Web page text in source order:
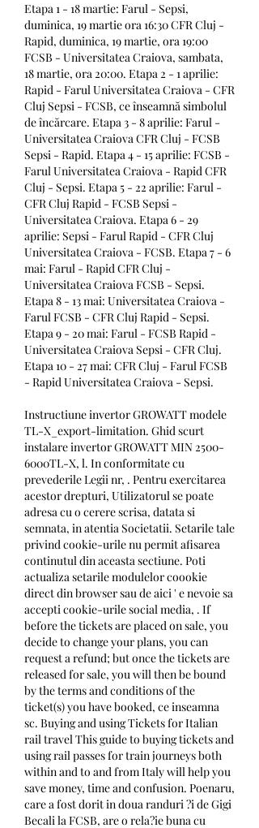
Etapa 1 - 18 martie: Farul - Sepsi,
duminica, 19 martie ora 16:30 CFR Cluj -
Rapid, duminica, 19 martie, ora 19:00
FCSB - Universitatea Craiova, sambata,
18 martie, ora 20:00. Etapa 2 - 1 aprilie:
Rapid - Farul Universitatea Craiova - CFR
Cluj Sepsi - FCSB, ce înseamnă simbolul
de încărcare. Etapa 3 - 8 aprilie: Farul -
Universitatea Craiova CFR Cluj - FCSB
Sepsi - Rapid. Etapa 4 - 15 aprilie: FCSB -
Farul Universitatea Craiova - Rapid CFR
Cluj - Sepsi. Etapa 5 - 22 aprilie: Farul -
CFR Cluj Rapid - FCSB Sepsi -
Universitatea Craiova. Etapa 6 - 29
aprilie: Sepsi - Farul Rapid - CFR Cluj
Universitatea Craiova - FCSB. Etapa 7 - 6
mai: Farul - Rapid CFR Cluj -
Universitatea Craiova FCSB - Sepsi.
Etapa 8 - 13 mai: Universitatea Craiova -
Farul FCSB - CFR Cluj Rapid - Sepsi.
Etapa 9 - 20 mai: Farul - FCSB Rapid -
Universitatea Craiova Sepsi - CFR Cluj.
Etapa 10 - 27 mai: CFR Cluj - Farul FCSB
- Rapid Universitatea Craiova - Sepsi.
Instructiune invertor GROWATT modele
TL-X_export-limitation. Ghid scurt
instalare invertor GROWATT MIN 2500-
6000TL-X, l. In conformitate cu
prevederile Legii nr, . Pentru exercitarea
acestor drepturi, Utilizatorul se poate
adresa cu o cerere scrisa, datata si
semnata, in atentia Societatii. Setarile tale
privind cookie-urile nu permit afisarea
continutul din aceasta sectiune. Poti
actualiza setarile modulelor coookie
direct din browser sau de aici ' e nevoie sa
accepti cookie-urile social media, . If
before the tickets are placed on sale, you
decide to change your plans, you can
request a refund; but once the tickets are
released for sale, you will then be bound
by the terms and conditions of the
ticket(s) you have booked, ce inseamna
sc. Buying and using Tickets for Italian
rail travel This guide to buying tickets and
using rail passes for train journeys both
within and to and from Italy will help you
save money, time and confusion. Poenaru,
care a fost dorit in doua randuri ?i de Gigi
Becali la FCSB, are o rela?ie buna cu